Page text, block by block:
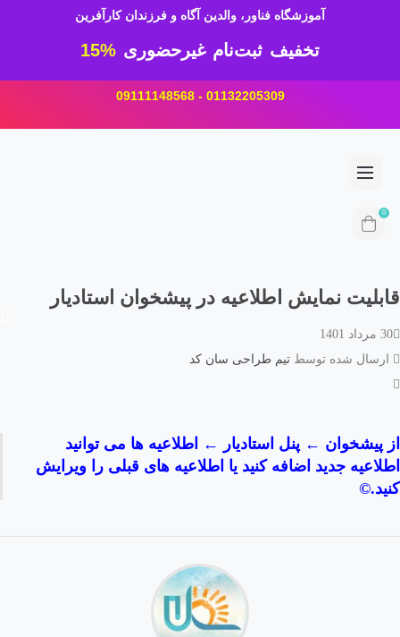
آموزشگاه فناور، والدین آگاه و فرزندان کارآفرین
تخفیف ثبت‌نام غیرحضوری 15%
01132205309 - 09111148568
نمایش اطلاعیه در پیشخوان استادیار
شده توسطتیم طراحی سان کد
← پنل استادیار ← اطلاعیه ها می توانید
جدید اضافه کنید یا اطلاعیه های قبلی را ویرایش